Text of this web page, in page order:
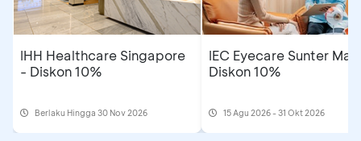
IHH Healthcare Singapore
- Diskon 10%
Berlaku Hingga 30 Nov 2026
IEC Eyecare Sunter
Diskon 10%
15 Agu 2026 - 31 Okt 2026